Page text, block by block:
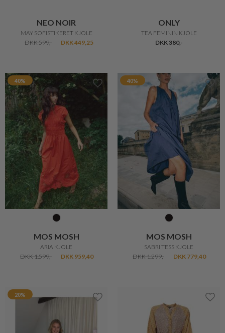
NEO NOIR
MAY SOFISTIKERET KJOLE
DKK 599,-
DKK 449,25
ONLY
TEA FEMININ KJOLE
DKK 380,-
40%
MOS MOSH
ARIA KJOLE
DKK 1.599,-
DKK 959,40
40%
MOS MOSH
SABRI TESS KJOLE
DKK 1.299,-
DKK 779,40
20%